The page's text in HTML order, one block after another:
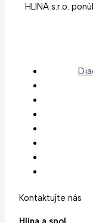
HLINA s.r.o.
Kontaktujte nás